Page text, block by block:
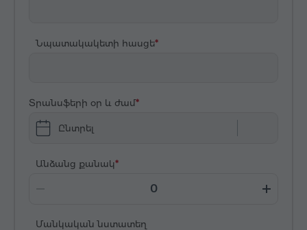
Նպատակակետի հասցե
Տրանսֆերի օր և ժամ
Ընտրել
Անձանց քանակ
Մանկական նստատեղ